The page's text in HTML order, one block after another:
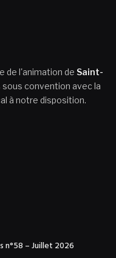
de l'animation de Saint-
convention avec la
à notre disposition.
n°58 – Juillet 2026